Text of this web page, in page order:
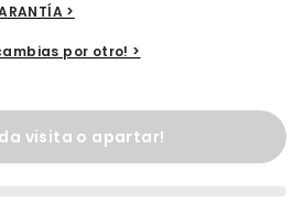
>
por otro! >
visita o apartar!